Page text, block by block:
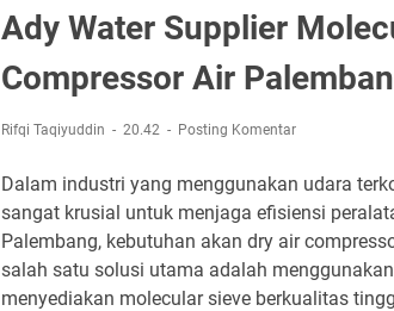
Ady Water Supplier
Compressor Air
Rifqi Taqiyuddin 20.42 Posting Komentar
Dalam industri yang menggunakan udara
sangat krusial untuk menjaga efisiensi
Palembang, kebutuhan akan dry air
salah satu solusi utama adalah
menyediakan molecular sieve berkualitas